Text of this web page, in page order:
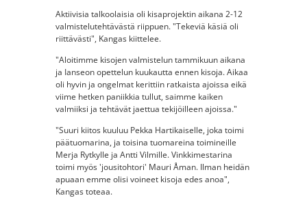
Aktiivisia talkoolaisia oli kisaprojektin aikana 2-12
valmistelutehtävästä riippuen. "Tekeviä käsiä oli
riittävästi", Kangas kiittelee.
"Aloitimme kisojen valmistelun tammikuun aikana
ja Ianseon opettelun kuukautta ennen kisoja. Aikaa
oli hyvin ja ongelmat kerittiin ratkaista ajoissa eikä
viime hetken paniikkia tullut, saimme kaiken
valmiiksi ja tehtävät jaettua tekijöilleen ajoissa."
"Suuri kiitos kuuluu Pekka Hartikaiselle, joka toimi
päätuomarina, ja toisina tuomareina toimineille
Merja Rytkylle ja Antti Vilmille. Vinkkimestarina
toimi myös 'jousitohtori' Mauri Åman. Ilman heidän
apuaan emme olisi voineet kisoja edes anoa",
Kangas toteaa.